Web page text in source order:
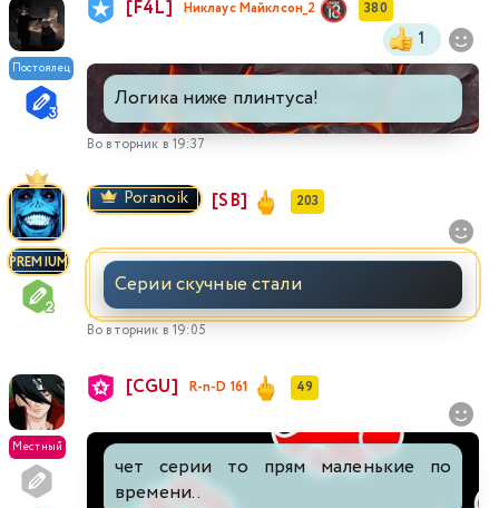
Постоялец
[F4L] Никлаус Майклсон_2 380
1
Логика ниже плинтуса!
Во вторник в 19:37
PREMIUM
Poranoik [SB] 203
Серии скучные стали
Во вторник в 19:05
Местный
[CGU] R-n-D 161 49
чет серии то прям маленькие по
времени..